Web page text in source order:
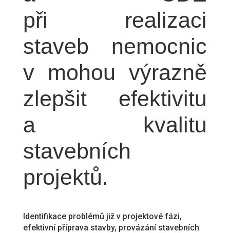
při realizaci
staveb nemocnic
v mohou výrazně
zlepšit efektivitu
a kvalitu
stavebních
projektů.
Identifikace problémů již v projektové fázi,
efektivní příprava stavby, provázání stavebních